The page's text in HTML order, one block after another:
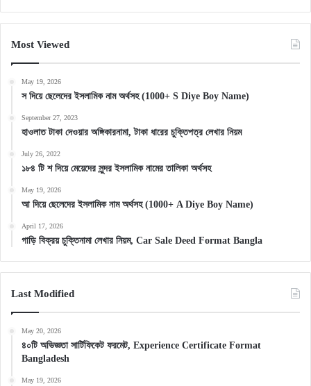
Most Viewed
May 19, 2026
স দিয়ে ছেলেদের ইসলামিক নাম অর্থসহ (1000+ S Diye Boy Name)
September 27, 2023
হাওলাত টাকা দেওয়ার অঙ্গিকারনামা, টাকা ধারের চুক্তিপত্র লেখার নিয়ম
July 26, 2022
১৮৪ টি শ দিয়ে মেয়েদের সুন্দর ইসলামিক নামের তালিকা অর্থসহ
May 19, 2026
আ দিয়ে ছেলেদের ইসলামিক নাম অর্থসহ (1000+ A Diye Boy Name)
April 17, 2026
গাড়ি বিক্রয় চুক্তিনামা লেখার নিয়ম, Car Sale Deed Format Bangla
Last Modified
May 20, 2026
৪০টি অভিজ্ঞতা সার্টিফিকেট ফরমেট, Experience Certificate Format
Bangladesh
May 19, 2026